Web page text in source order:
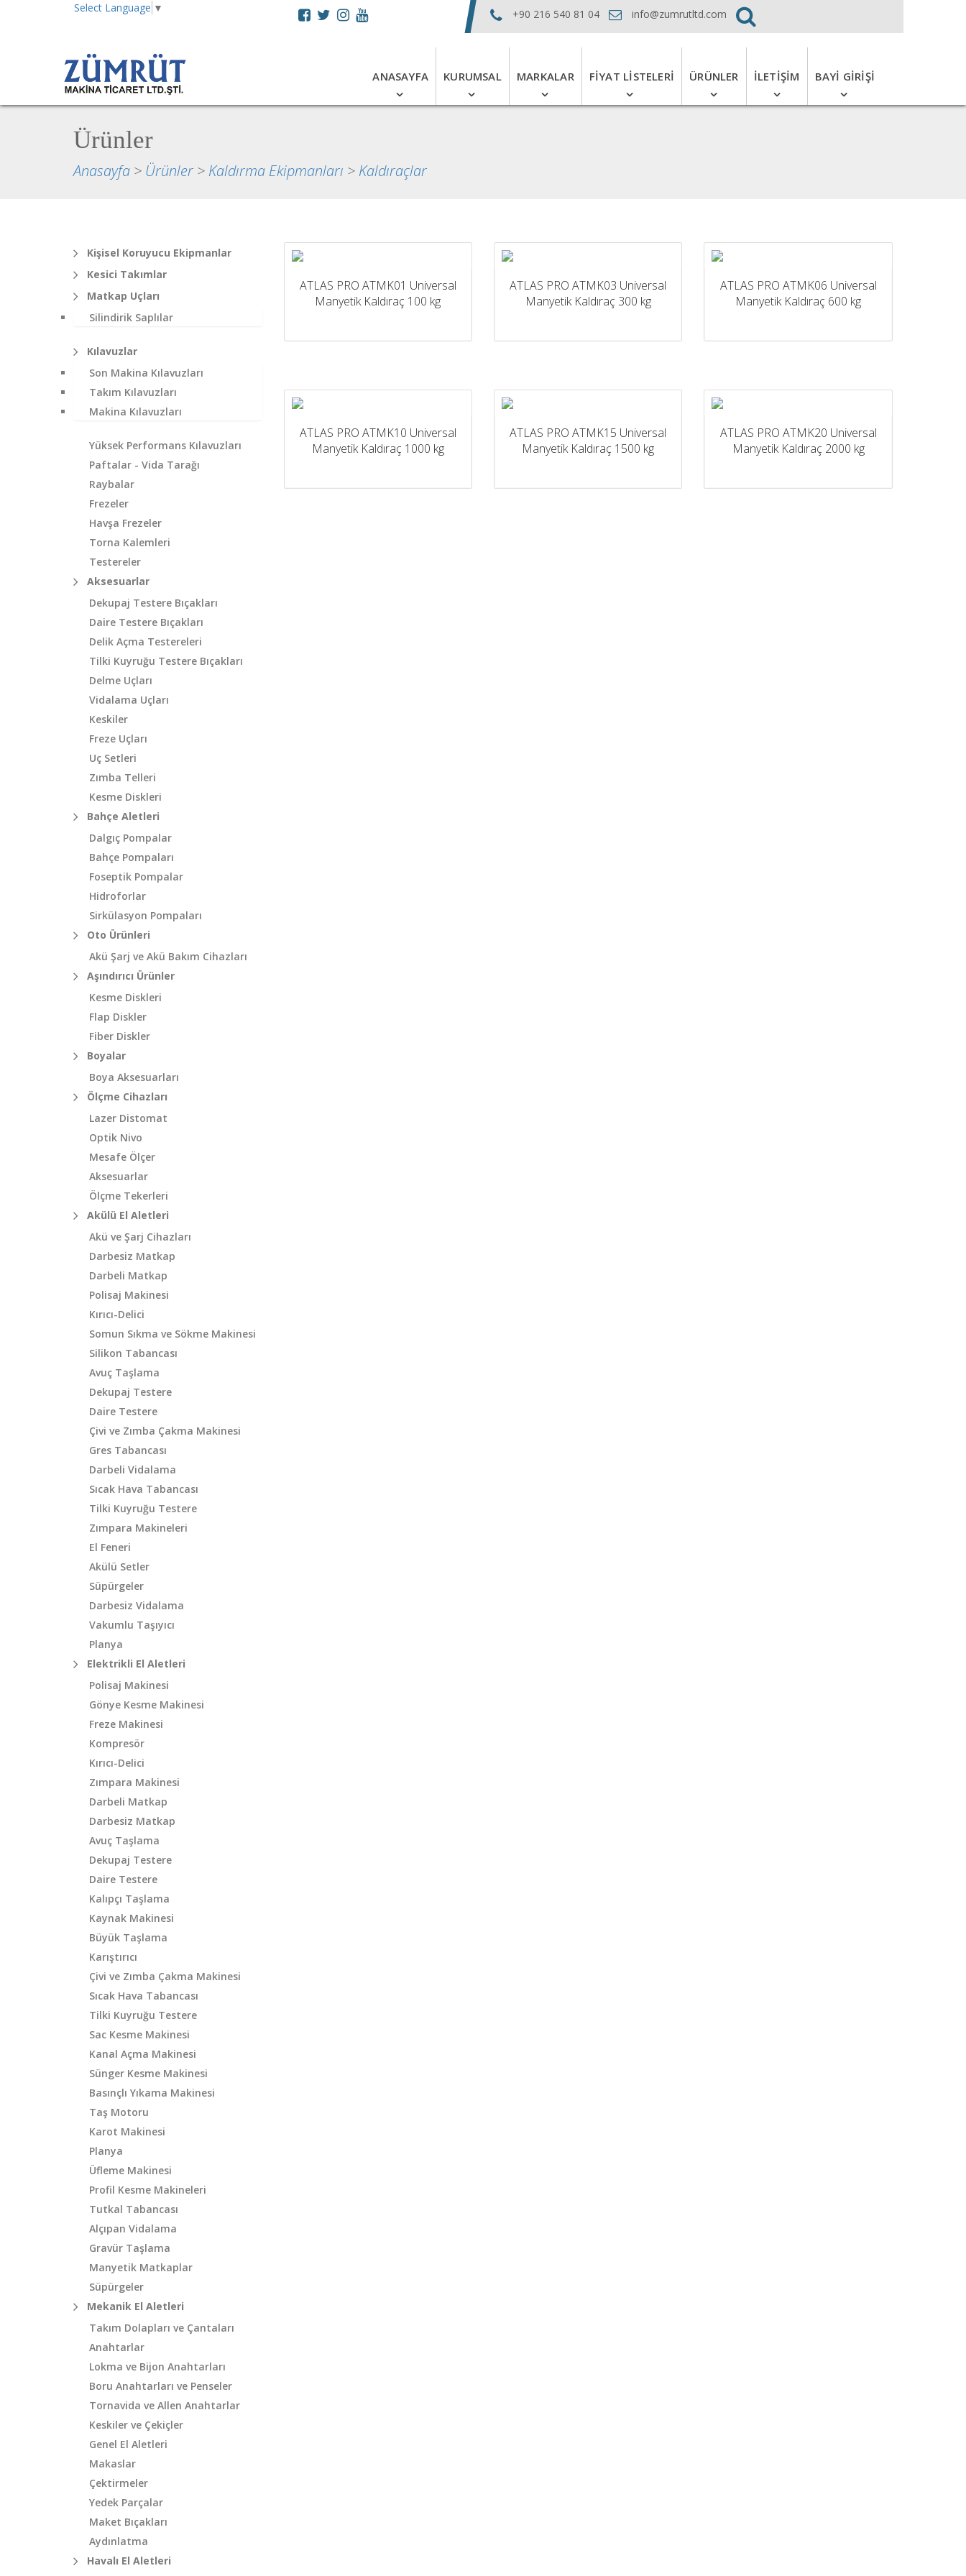
Select Language ▼ +90 216 540 81 04 info@zumrutltd.com
ANASAYFA KURUMSAL MARKALAR FIYAT LISTELERI ÜRÜNLER İLETIŞIM BAYI GIRIŞI
Ürünler
Anasayfa > Ürünler > Kaldırma Ekipmanları > Kaldıraçlar
Kişisel Koruyucu Ekipmanlar
Kesici Takımlar
Matkap Uçları
Silindirik Saplılar
Kılavuzlar
Son Makina Kılavuzları
Takım Kılavuzları
Makina Kılavuzları
Yüksek Performans Kılavuzları
Paftalar - Vida Tarağı
Raybalar
Frezeler
Havşa Frezeler
Torna Kalemleri
Testereler
Aksesuarlar
Dekupaj Testere Bıçakları
Daire Testere Bıçakları
Delik Açma Testereleri
Tilki Kuyruğu Testere Bıçakları
Delme Uçları
Vidalama Uçları
Keskiler
Freze Uçları
Uç Setleri
Zımba Telleri
Kesme Diskleri
Bahçe Aletleri
Dalgıç Pompalar
Bahçe Pompaları
Foseptik Pompalar
Hidroforlar
Sirkülasyon Pompaları
Oto Ürünleri
Akü Şarj ve Akü Bakım Cihazları
Aşındırıcı Ürünler
Kesme Diskleri
Flap Diskler
Fiber Diskler
Boyalar
Boya Aksesuarları
Ölçme Cihazları
Lazer Distomat
Optik Nivo
Mesafe Ölçer
Aksesuarlar
Ölçme Tekerleri
Akülü El Aletleri
Akü ve Şarj Cihazları
Darbesiz Matkap
Darbeli Matkap
Polisaj Makinesi
Kırıcı-Delici
Somun Sıkma ve Sökme Makinesi
Silikon Tabancası
Avuç Taşlama
Dekupaj Testere
Daire Testere
Çivi ve Zımba Çakma Makinesi
Gres Tabancası
Darbeli Vidalama
Sıcak Hava Tabancası
Tilki Kuyruğu Testere
Zımpara Makineleri
El Feneri
Akülü Setler
Süpürgeler
Darbesiz Vidalama
Vakumlu Taşıyıcı
Planya
Elektrikli El Aletleri
Polisaj Makinesi
Gönye Kesme Makinesi
Freze Makinesi
Kompresör
Kırıcı-Delici
Zımpara Makinesi
Darbeli Matkap
Darbesiz Matkap
Avuç Taşlama
Dekupaj Testere
Daire Testere
Kalıpçı Taşlama
Kaynak Makinesi
Büyük Taşlama
Karıştırıcı
Çivi ve Zımba Çakma Makinesi
Sıcak Hava Tabancası
Tilki Kuyruğu Testere
Sac Kesme Makinesi
Kanal Açma Makinesi
Sünger Kesme Makinesi
Basınçlı Yıkama Makinesi
Taş Motoru
Karot Makinesi
Planya
Üfleme Makinesi
Profil Kesme Makineleri
Tutkal Tabancası
Alçıpan Vidalama
Gravür Taşlama
Manyetik Matkaplar
Süpürgeler
Mekanik El Aletleri
Takım Dolapları ve Çantaları
Anahtarlar
Lokma ve Bijon Anahtarları
Boru Anahtarları ve Penseler
Tornavida ve Allen Anahtarlar
Keskiler ve Çekiçler
Genel El Aletleri
Makaslar
Çektirmeler
Yedek Parçalar
Maket Bıçakları
Aydınlatma
Havalı El Aletleri
ATLAS PRO ATMK01 Universal
Manyetik Kaldıraç 100 kg
ATLAS PRO ATMK03 Universal
Manyetik Kaldıraç 300 kg
ATLAS PRO ATMK06 Universal
Manyetik Kaldıraç 600 kg
ATLAS PRO ATMK10 Universal
Manyetik Kaldıraç 1000 kg
ATLAS PRO ATMK15 Universal
Manyetik Kaldıraç 1500 kg
ATLAS PRO ATMK20 Universal
Manyetik Kaldıraç 2000 kg